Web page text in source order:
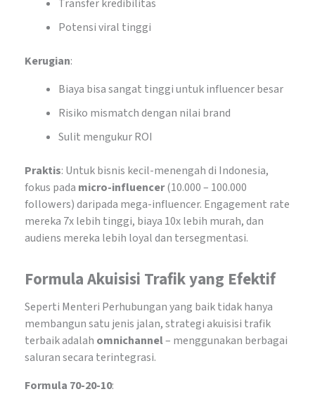
Transfer kredibilitas
Potensi viral tinggi
Kerugian:
Biaya bisa sangat tinggi untuk influencer besar
Risiko mismatch dengan nilai brand
Sulit mengukur ROI
Praktis: Untuk bisnis kecil-menengah di Indonesia,
fokus pada micro-influencer(10.000 – 100.000
followers) daripada mega-influencer. Engagement rate
mereka 7x lebih tinggi, biaya 10x lebih murah, dan
audiens mereka lebih loyal dan tersegmentasi.
Formula Akuisisi Trafik yang Efektif
Seperti Menteri Perhubungan yang baik tidak hanya
membangun satu jenis jalan, strategi akuisisi trafik
terbaik adalah omnichannel– menggunakan berbagai
saluran secara terintegrasi.
Formula 70-20-10: